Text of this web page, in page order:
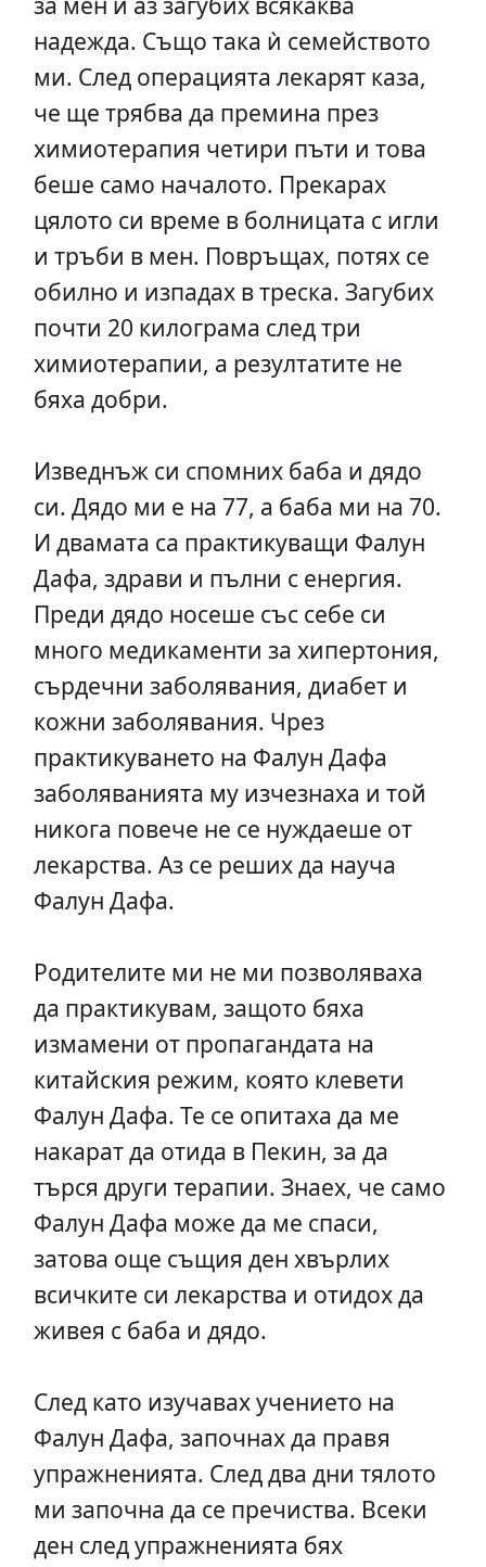
надежда. Също така ѝ семейството
ми. След операцията лекарят каза,
че ще трябва да премина през
химиотерапия четири пъти и това
беше само началото. Прекарах
цялото си време в болницата с игли
и тръби в мен. Повръщах, потях се
обилно и изпадах в треска. Загубих
почти 20 килограма след три
химиотерапии, а резултатите не
бяха добри.
Изведнъж си спомних баба и дядо
си. Дядо ми е на 77, а баба ми на 70.
И двамата са практикуващи Фалун
Дафа, здрави и пълни с енергия.
Преди дядо носеше със себе си
много медикаменти за хипертония,
сърдечни заболявания, диабет и
кожни заболявания. Чрез
практикуването на Фалун Дафа
заболяванията му изчезнаха и той
никога повече не се нуждаеше от
лекарства. Аз се реших да науча
Фалун Дафа.
Родителите ми не ми позволяваха
да практикувам, защото бяха
измамени от пропагандата на
китайския режим, която клевети
Фалун Дафа. Те се опитаха да ме
накарат да отида в Пекин, за да
търся други терапии. Знаех, че само
Фалун Дафа може да ме спаси,
затова още същия ден хвърлих
всичките си лекарства и отидох да
живея с баба и дядо.
След като изучавах учението на
Фалун Дафа, започнах да правя
упражненията. След два дни тялото
ми започна да се пречиства. Всеки
ден след упражненията бях